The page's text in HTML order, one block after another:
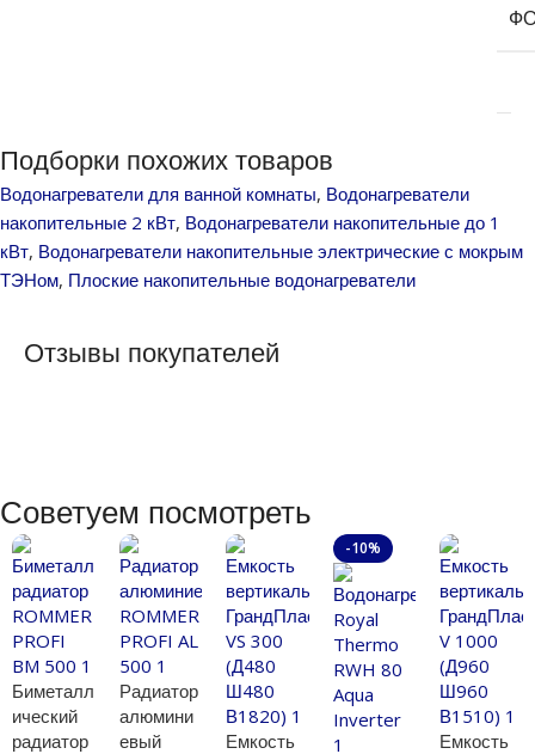
Подборки похожих товаров
Водонагреватели для ванной комнаты, Водонагреватели
накопительные 2 кВт, Водонагреватели накопительные до 1
кВт, Водонагреватели накопительные электрические с мокрым
ТЭНом, Плоские накопительные водонагреватели
Отзывы покупателей
Советуем посмотреть
Биметалл
ический
радиатор
Радиатор
алюмини
евый
Емкость
-10%
Емкость